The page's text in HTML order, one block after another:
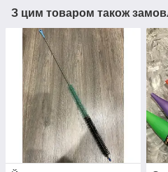
З цим товаром також